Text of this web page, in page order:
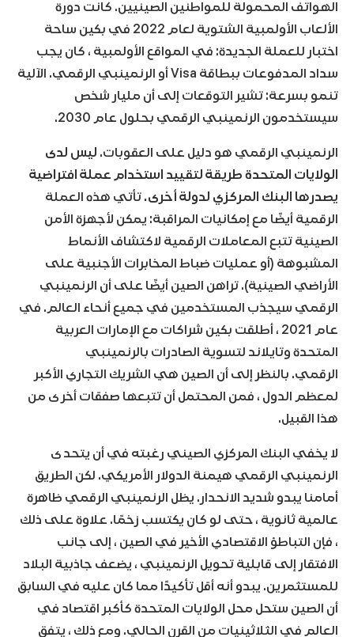
الهواتف المحمولة للمواطنين الصينيين. كانت دورة
الألعاب الأولمبية الشتوية لعام 2022 في بكين ساحة
اختبار للعملة الجديدة: في المواقع الأولمبية ، كان يجب
سداد المدفوعات ببطاقة Visa أو الرنمينبي الرقمي. الآلية
تنمو بسرعة: تشير التوقعات إلى أن مليار شخص
سيستخدمون الرنمينبي الرقمي بحلول عام 2030.
الرنمينبي الرقمي هو دليل على العقوبات. ليس لدى
الولايات المتحدة طريقة لتقييد استخدام عملة افتراضية
يصدرها البنك المركزي لدولة أخرى. تأتي هذه العملة
الرقمية أيضًا مع إمكانيات المراقبة: يمكن لأجهزة الأمن
الصينية تتبع المعاملات الرقمية لاكتشاف الأنماط
المشبوهة (أو عمليات ضباط المخابرات الأجنبية على
الأراضي الصينية). تراهن الصين أيضًا على أن الرنمينبي
الرقمي سيجذب المستخدمين في جميع أنحاء العالم. في
عام 2021 ، أطلقت بكين شراكات مع الإمارات العربية
المتحدة وتايلاند لتسوية الصادرات بالرنمينبي
الرقمي. بالنظر إلى أن الصين هي الشريك التجاري الأكبر
لمعظم الدول ، فمن المحتمل أن تتبعها صفقات أخرى من
هذا القبيل.
لا يخفي البنك المركزي الصيني رغبته في أن يتحدى
الرنمينبي الرقمي هيمنة الدولار الأمريكي. لكن الطريق
أمامنا يبدو شديد الانحدار. يظل الرنمينبي الرقمي ظاهرة
عالمية ثانوية ، حتى لو كان يكتسب زخمًا. علاوة على ذلك
، فإن التباطؤ الاقتصادي الأخير في الصين ، إلى جانب
الافتقار إلى قابلية تحويل الرنمينبي ، يضعف جاذبية البلاد
للمستثمرين. يبدو أنه أقل تأكيدًا مما كان عليه في السابق
أن الصين ستحل محل الولايات المتحدة كأكبر اقتصاد في
العالم في الثلاثينيات من القرن الحالي. ومع ذلك ، يتفق